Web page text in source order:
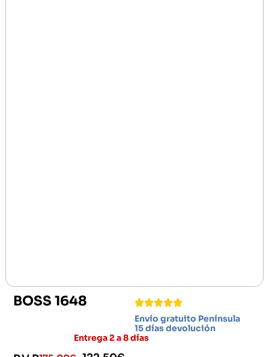
BOSS 1648
Envío gratuito Península
15 días devolución
Entrega 2 a 8 días